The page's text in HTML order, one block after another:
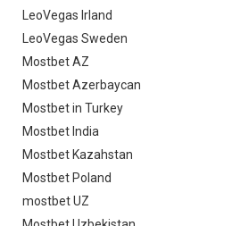
LeoVegas Irland
LeoVegas Sweden
Mostbet AZ
Mostbet Azerbaycan
Mostbet in Turkey
Mostbet India
Mostbet Kazahstan
Mostbet Poland
mostbet UZ